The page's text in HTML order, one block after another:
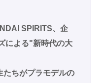
SPIRITS、企
による"新時代の大
たちがプラモデルの